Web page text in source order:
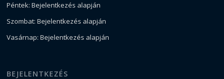
Péntek: Bejelentkezés alapján
Szombat: Bejelentkezés alapján
Vasárnap: Bejelentkezés alapján
BEJELENTKEZÉS